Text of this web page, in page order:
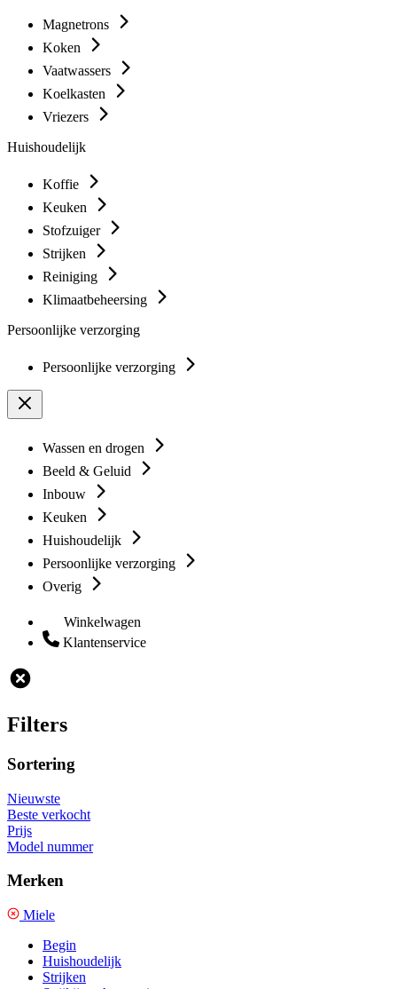
Magnetrons
Koken
Vaatwassers
Koelkasten
Vriezers
Huishoudelijk
Koffie
Keuken
Stofzuiger
Strijken
Reiniging
Klimaatbeheersing
Persoonlijke verzorging
Persoonlijke verzorging
Wassen en drogen
Beeld & Geluid
Inbouw
Keuken
Huishoudelijk
Persoonlijke verzorging
Overig
Winkelwagen
Klantenservice
Filters
Sortering
Nieuwste
Beste verkocht
Prijs
Model nummer
Merken
Miele
Begin
Huishoudelijk
Strijken